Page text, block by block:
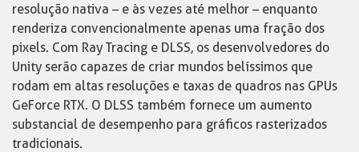
resolução nativa – e às vezes até melhor – enquanto
renderiza convencionalmente apenas uma fração dos
pixels. Com Ray Tracing e DLSS, os desenvolvedores do
Unity serão capazes de criar mundos belíssimos que
rodam em altas resoluções e taxas de quadros nas GPUs
GeForce RTX. O DLSS também fornece um aumento
substancial de desempenho para gráficos rasterizados
tradicionais.